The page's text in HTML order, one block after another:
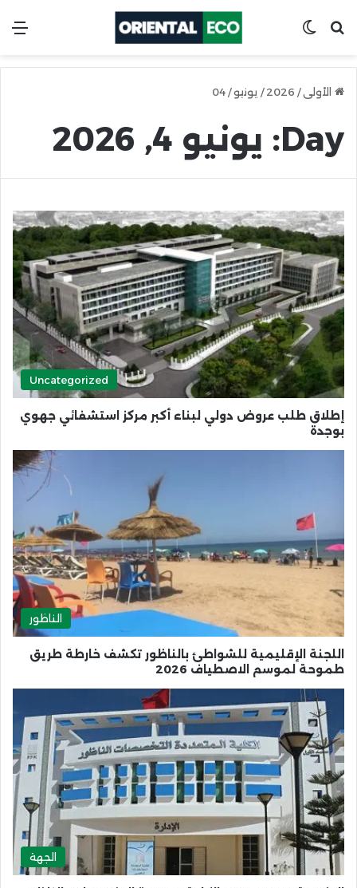
ابحث عنSwitch skin
الأولى /
2026
/ يونيو/
04
Day: يونيو 4, 2026
Uncategorized
إطلاق طلب عروض دولي لبناء أكبر مركز استشفائي جهوي
بوجدة
الناظور
اللجنة الإقليمية للشواطئ بالناظور تكشف خارطة طريق
طموحة لموسم الاصطياف 2026
الجهة